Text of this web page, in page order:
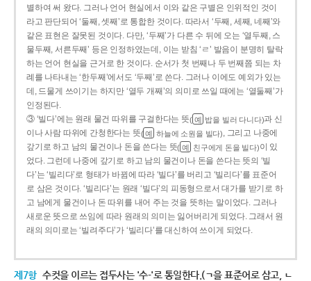
별하여 써 왔다. 그러나 언어 현실에서 이와 같은 구별은 인위적인 것이
라고 판단되어 ‘둘째, 셋째’로 통합한 것이다. 따라서 ‘두째, 세째, 네째’와
같은 표현은 잘못된 것이다. 다만, ‘두째’가 다른 수 뒤에 오는 ‘열두째, 스
물두째, 서른두째’ 등은 인정하였는데, 이는 받침 ‘ㄹ’ 발음이 분명히 탈락
하는 언어 현실을 근거로 한 것이다. 순서가 첫 번째나 두 번째쯤 되는 차
례를 나타내는 ‘한두째’에서도 ‘두째’로 쓴다. 그러나 이에도 예외가 있는
데, 드물게 쓰이기는 하지만 ‘열두 개째’의 의미로 쓰일 때에는 ‘열둘째’가
인정된다.
③ ‘빌다’에는 원래 물건 따위를 구걸한다는 뜻( 예 밥을 빌러 다니다)과 신
이나 사람 따위에 간청한다는 뜻( 예 하늘에 소원을 빌다), 그리고 나중에
갚기로 하고 남의 물건이나 돈을 쓴다는 뜻( 예 친구에게 돈을 빌다)이 있
었다. 그런데 나중에 갚기로 하고 남의 물건이나 돈을 쓴다는 뜻의 ‘빌
다’는 ‘빌리다’로 형태가 바뀜에 따라 ‘빌다’를 버리고 ‘빌리다’를 표준어
로 삼은 것이다. ‘빌리다’는 원래 ‘빌다’의 피동형으로서 대가를 받기로 하
고 남에게 물건이나 돈 따위를 내어 주는 것을 뜻하는 말이었다. 그러나
새로운 뜻으로 쓰임에 따라 원래의 의미는 잃어버리게 되었다. 그래서 원
래의 의미로는 ‘빌려주다’가 ‘빌리다’를 대신하여 쓰이게 되었다.
제7항 수컷을 이르는 접두사는 '수-'로 통일한다.(ㄱ을 표준어로 삼고, ㄴ